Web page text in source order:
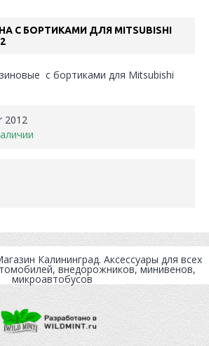
С БОРТИКАМИ ДЛЯ MITSUBISHI
с бортиками для Mitsubishi
2012
Калининград. Аксессуары для всех
внедорожников, минивенов,
микроавтобусов